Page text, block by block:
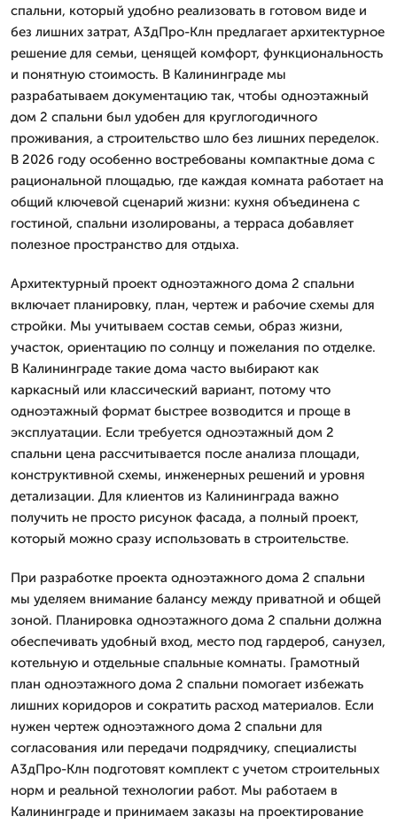
спальни, который удобно реализовать в готовом виде и
без лишних затрат, А3дПро-Клн предлагает архитектурное
решение для семьи, ценящей комфорт, функциональность
и понятную стоимость. В Калининграде мы
разрабатываем документацию так, чтобы одноэтажный
дом 2 спальни был удобен для круглогодичного
проживания, а строительство шло без лишних переделок.
В 2026 году особенно востребованы компактные дома с
рациональной площадью, где каждая комната работает на
общий ключевой сценарий жизни: кухня объединена с
гостиной, спальни изолированы, а терраса добавляет
полезное пространство для отдыха.
Архитектурный проект одноэтажного дома 2 спальни
включает планировку, план, чертеж и рабочие схемы для
стройки. Мы учитываем состав семьи, образ жизни,
участок, ориентацию по солнцу и пожелания по отделке.
В Калининграде такие дома часто выбирают как
каркасный или классический вариант, потому что
одноэтажный формат быстрее возводится и проще в
эксплуатации. Если требуется одноэтажный дом 2
спальни цена рассчитывается после анализа площади,
конструктивной схемы, инженерных решений и уровня
детализации. Для клиентов из Калининграда важно
получить не просто рисунок фасада, а полный проект,
который можно сразу использовать в строительстве.
При разработке проекта одноэтажного дома 2 спальни
мы уделяем внимание балансу между приватной и общей
зоной. Планировка одноэтажного дома 2 спальни должна
обеспечивать удобный вход, место под гардероб, санузел,
котельную и отдельные спальные комнаты. Грамотный
план одноэтажного дома 2 спальни помогает избежать
лишних коридоров и сократить расход материалов. Если
нужен чертеж одноэтажного дома 2 спальни для
согласования или передачи подрядчику, специалисты
А3дПро-Клн подготовят комплект с учетом строительных
норм и реальной технологии работ. Мы работаем в
Калининграде и принимаем заказы на проектирование